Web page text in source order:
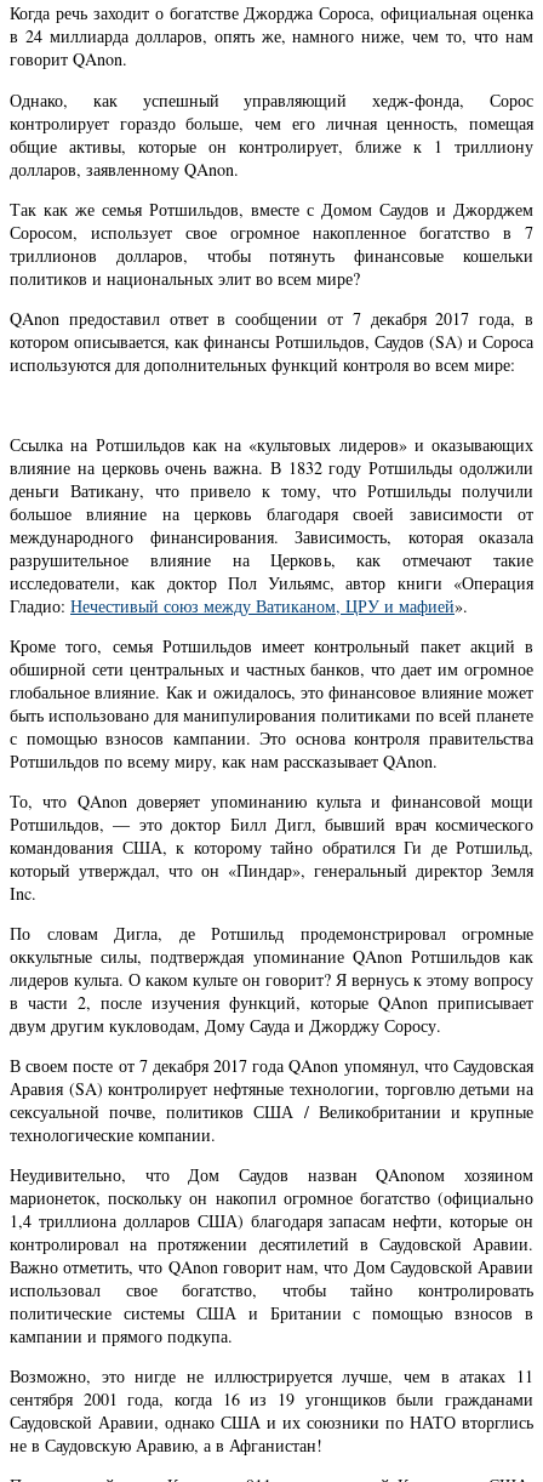
Когда речь заходит о богатстве Джорджа Сороса, официальная оценка
в 24 миллиарда долларов, опять же, намного ниже, чем то, что нам
говорит QAnon.
Однако, как успешный управляющий хедж-фонда, Сорос
контролирует гораздо больше, чем его личная ценность, помещая
общие активы, которые он контролирует, ближе к 1 триллиону
долларов, заявленному QAnon.
Так как же семья Ротшильдов, вместе с Домом Саудов и Джорджем
Соросом, использует свое огромное накопленное богатство в 7
триллионов долларов, чтобы потянуть финансовые кошельки
политиков и национальных элит во всем мире?
QAnon предоставил ответ в сообщении от 7 декабря 2017 года, в
котором описывается, как финансы Ротшильдов, Саудов (SA) и Сороса
используются для дополнительных функций контроля во всем мире:
Ссылка на Ротшильдов как на «культовых лидеров» и оказывающих
влияние на церковь очень важна. В 1832 году Ротшильды одолжили
деньги Ватикану, что привело к тому, что Ротшильды получили
большое влияние на церковь благодаря своей зависимости от
международного финансирования. Зависимость, которая оказала
разрушительное влияние на Церковь, как отмечают такие
исследователи, как доктор Пол Уильямс, автор книги «Операция
Гладио: Нечестивый союз между Ватиканом, ЦРУ и мафией».
Кроме того, семья Ротшильдов имеет контрольный пакет акций в
обширной сети центральных и частных банков, что дает им огромное
глобальное влияние. Как и ожидалось, это финансовое влияние может
быть использовано для манипулирования политиками по всей планете
с помощью взносов кампании. Это основа контроля правительства
Ротшильдов по всему миру, как нам рассказывает QAnon.
То, что QAnon доверяет упоминанию культа и финансовой мощи
Ротшильдов, — это доктор Билл Дигл, бывший врач космического
командования США, к которому тайно обратился Ги де Ротшильд,
который утверждал, что он «Пиндар», генеральный директор Земля
Inc.
По словам Дигла, де Ротшильд продемонстрировал огромные
оккультные силы, подтверждая упоминание QAnon Ротшильдов как
лидеров культа. О каком культе он говорит? Я вернусь к этому вопросу
в части 2, после изучения функций, которые QAnon приписывает
двум другим кукловодам, Дому Сауда и Джорджу Соросу.
В своем посте от 7 декабря 2017 года QAnon упомянул, что Саудовская
Аравия (SA) контролирует нефтяные технологии, торговлю детьми на
сексуальной почве, политиков США / Великобритании и крупные
технологические компании.
Неудивительно, что Дом Саудов назван QAnonом хозяином
марионеток, поскольку он накопил огромное богатство (официально
1,4 триллиона долларов США) благодаря запасам нефти, которые он
контролировал на протяжении десятилетий в Саудовской Аравии.
Важно отметить, что QAnon говорит нам, что Дом Саудовской Аравии
использовал свое богатство, чтобы тайно контролировать
политические системы США и Британии с помощью взносов в
кампании и прямого подкупа.
Возможно, это нигде не иллюстрируется лучше, чем в атаках 11
сентября 2001 года, когда 16 из 19 угонщиков были гражданами
Саудовской Аравии, однако США и их союзники по НАТО вторглись
не в Саудовскую Аравию, а в Афганистан!